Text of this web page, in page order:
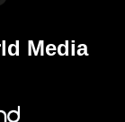
Media